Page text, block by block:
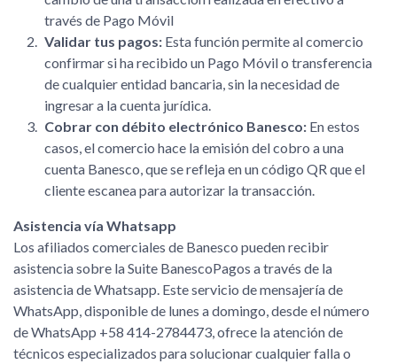
través de Pago Móvil
Validar tus pagos: Esta función permite al comercio
confirmar si ha recibido un Pago Móvil o transferencia
de cualquier entidad bancaria, sin la necesidad de
ingresar a la cuenta jurídica.
Cobrar con débito electrónico Banesco: En estos
casos, el comercio hace la emisión del cobro a una
cuenta Banesco, que se refleja en un código QR que el
cliente escanea para autorizar la transacción.
Asistencia vía Whatsapp
Los afiliados comerciales de Banesco pueden recibir
asistencia sobre la Suite BanescoPagos a través de la
asistencia de Whatsapp. Este servicio de mensajería de
WhatsApp, disponible de lunes a domingo, desde el número
de WhatsApp +58 414-2784473, ofrece la atención de
técnicos especializados para solucionar cualquier falla o